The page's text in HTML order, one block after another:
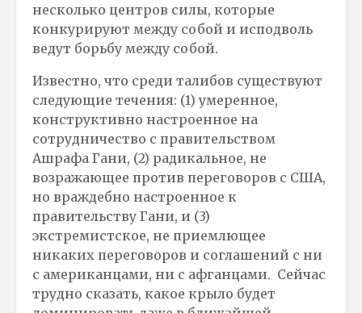
несколько центров силы, которые
конкурируют между собой и исподволь
ведут борьбу между собой.
Известно, что среди талибов существуют
следующие течения: (1) умеренное,
конструктивно настроенное на
сотрудничество с правительством
Ашрафа Гани, (2) радикальное, не
возражающее против переговоров с США,
но враждебно настроенное к
правительству Гани, и (3)
экстремистское, не приемлющее
никаких переговоров и соглашений с ни
с американцами, ни с афганцами. Сейчас
трудно сказать, какое крыло будет